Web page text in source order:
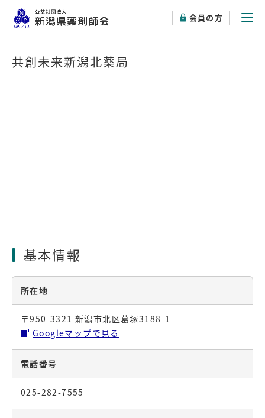
会員の方
共創未来新潟北薬局
基本情報
所在地
〒950-3321 新潟市北区葛塚3188-1
Googleマップで見る
電話番号
025-282-7555